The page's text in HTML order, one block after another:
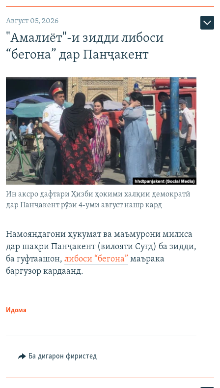
Август 05, 2026
"Амалиёт"-и зидди либоси
“бегона” дар Панҷакент
Ин аксро дафтари Ҳизби ҳокими халқии демократӣ
дар Панҷакент рӯзи 4-уми август нашр кард
Намояндагони ҳукумат ва маъмурони милиса
дар шаҳри Панҷакент (вилояти Суғд) ба зидди,
ба гуфтаашон, либоси “бегона” маърака
баргузор кардаанд.
Идома
Ба дигарон фиристед